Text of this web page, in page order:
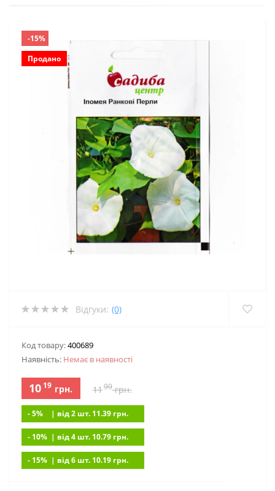
-15%
Продано
Відгуки: (0)
Код товару:400689
Наявність: Немає в наявностi
10 19 грн. 1199грн.
- 5% | вiд 2 шт. 11.39 грн.
- 10% | вiд 4 шт. 10.79 грн.
- 15% | вiд 6 шт. 10.19 грн.